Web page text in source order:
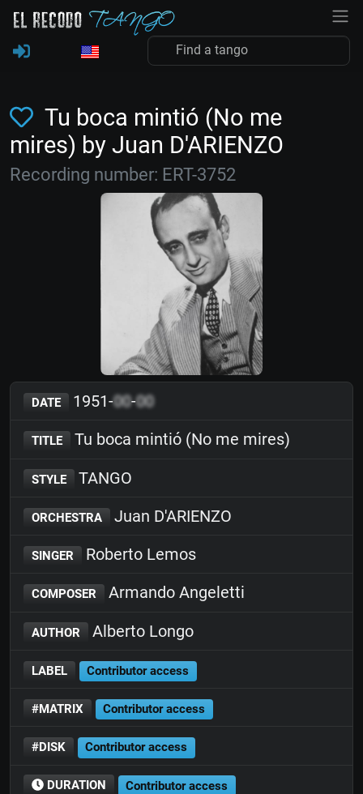
Tu boca mintió (No me
mires) by Juan D'ARIENZO
Recording number: ERT-3752
DATE 1951-00-00
TITLE Tu boca mintió (No me mires)
STYLE TANGO
ORCHESTRA Juan D'ARIENZO
SINGER Roberto Lemos
COMPOSER Armando Angeletti
AUTHOR Alberto Longo
LABEL Contributor access
#MATRIX Contributor access
#DISK Contributor access
DURATION Contributor access